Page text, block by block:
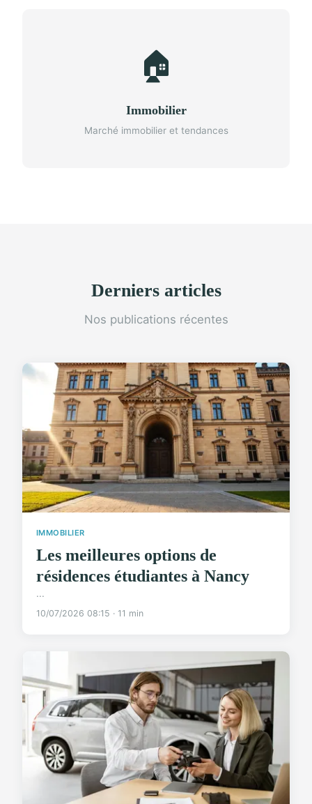
🏠
Immobilier
Marché immobilier et tendances
Derniers articles
Nos publications récentes
IMMOBILIER
Les meilleures options de
résidences étudiantes à Nancy
...
10/07/2026 08:15 · 11 min